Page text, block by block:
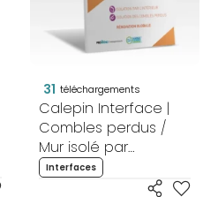
31 téléchargements
Calepin Interface |
Combles perdus /
Mur isolé par
l'intérieur -
Rénovation globale
Interfaces